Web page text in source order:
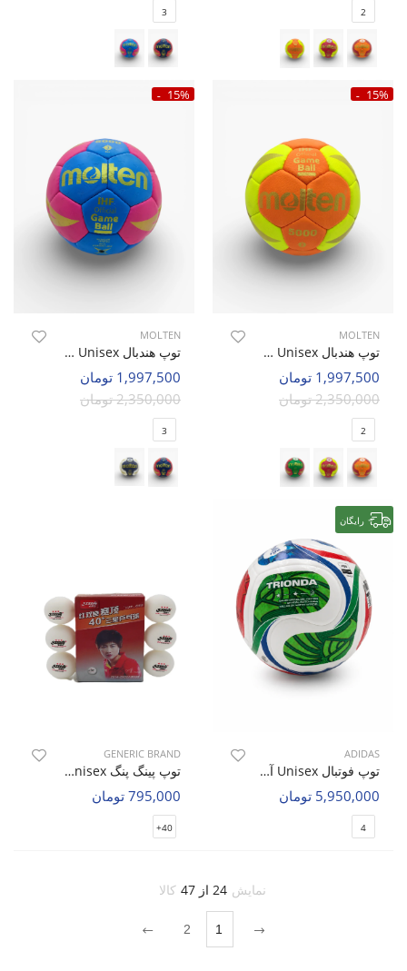
2
3
15%
MOLTEN
توپ هندبال Unisex مولتن Molten Strike U
1,997,500 تومان
2,350,000 تومان
2
15%
MOLTEN
توپ هندبال Unisex مولتن Molten Edge U
1,997,500 تومان
2,350,000 تومان
3
رایگان
ADIDAS
توپ فوتبال Unisex آدیداس Adidas FIFA World Cup 2026 U
5,950,000 تومان
4
GENERIC BRAND
توپ پینگ پنگ Unisex بدون برند 3 Star Ping Pong Balls U
795,000 تومان
40+
نمایش 24 از 47 کالا
1
2